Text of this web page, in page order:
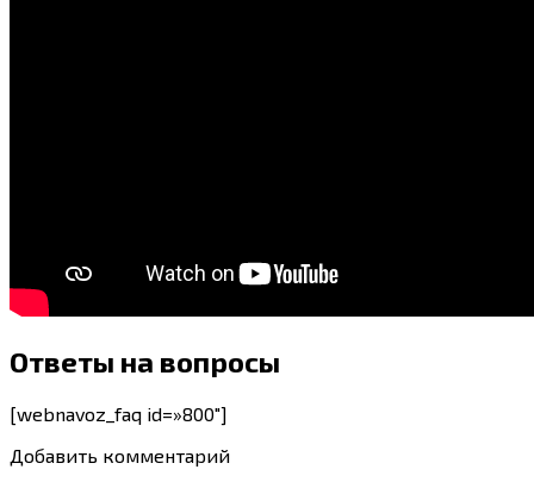
Ответы на вопросы
[webnavoz_faq id=»800″]
Добавить комментарий